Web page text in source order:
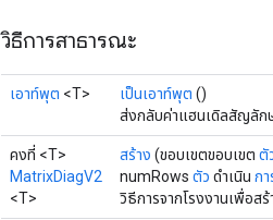
วิธีการสาธารณะ
เอาท์พุต <T> เป็นเอาท์พุต ()
ส่งกลับค่าแฮนเดิลสัญลัก
คงที่ <T>
MatrixDiagV2
<T>
สร้าง (ขอบเขตขอบเขต ตั
numRows ตัว ดำเนิน กา
วิธีการจากโรงงานเพื่อส